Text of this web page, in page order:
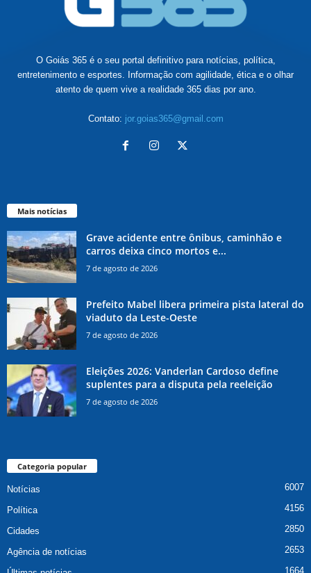
O Goiás 365 é o seu portal definitivo para notícias, política,
entretenimento e esportes. Informação com agilidade, ética e o olhar
atento de quem vive a realidade 365 dias por ano.
Contato: jor.goias365@gmail.com
Mais notícias
Grave acidente entre ônibus, caminhão e
carros deixa cinco mortos e...
7 de agosto de 2026
Prefeito Mabel libera primeira pista lateral do
viaduto da Leste-Oeste
7 de agosto de 2026
Eleições 2026: Vanderlan Cardoso define
suplentes para a disputa pela reeleição
7 de agosto de 2026
Categoria popular
Notícias 6007
Política 4156
Cidades 2850
Agência de notícias 2653
1664